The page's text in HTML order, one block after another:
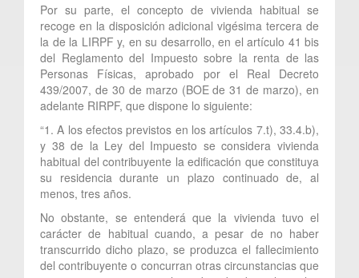
Por su parte, el concepto de vivienda habitual se
recoge en la disposición adicional vigésima tercera de
la de la LIRPF y, en su desarrollo, en el artículo 41 bis
del Reglamento del Impuesto sobre la renta de las
Personas Físicas, aprobado por el Real Decreto
439/2007, de 30 de marzo (BOE de 31 de marzo), en
adelante RIRPF, que dispone lo siguiente:
“1. A los efectos previstos en los artículos 7.t), 33.4.b),
y 38 de la Ley del Impuesto se considera vivienda
habitual del contribuyente la edificación que constituya
su residencia durante un plazo continuado de, al
menos, tres años.
No obstante, se entenderá que la vivienda tuvo el
carácter de habitual cuando, a pesar de no haber
transcurrido dicho plazo, se produzca el fallecimiento
del contribuyente o concurran otras circunstancias que